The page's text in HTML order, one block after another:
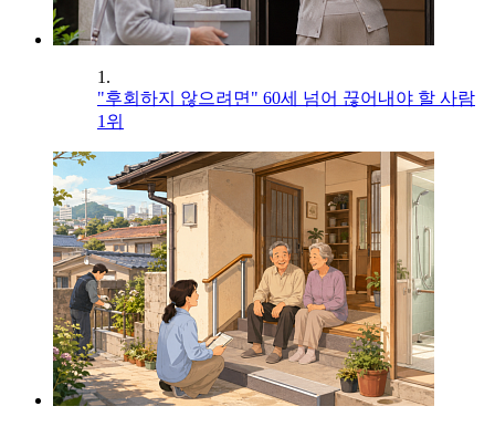
1.
"후회하지 않으려면" 60세 넘어 끊어내야 할 사람
1위